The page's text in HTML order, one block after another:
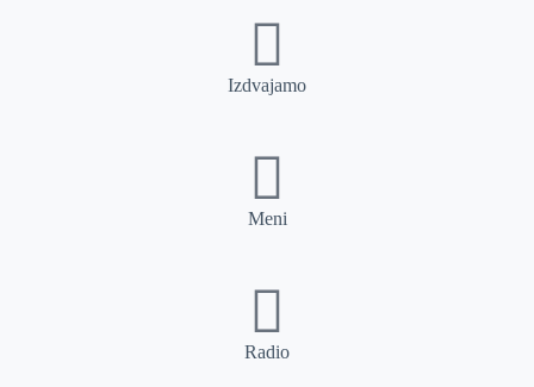
Izdvajamo
Meni
Radio